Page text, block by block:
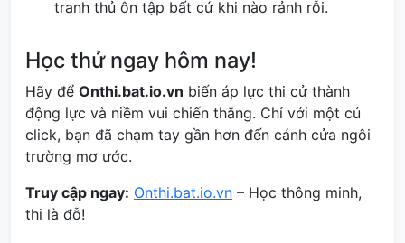
tranh thủ ôn tập bất cứ khi nào rảnh rỗi.
Học thử ngay hôm nay!
Hãy để Onthi.bat.io.vn biến áp lực thi cử thành
động lực và niềm vui chiến thắng. Chỉ với một cú
click, bạn đã chạm tay gần hơn đến cánh cửa ngôi
trường mơ ước.
Truy cập ngay: Onthi.bat.io.vn – Học thông minh,
thi là đỗ!